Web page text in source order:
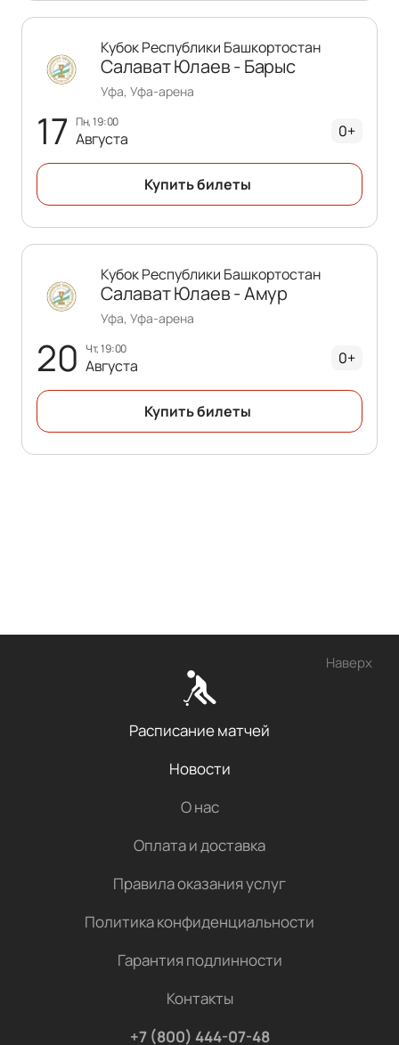
17 пн, 19:00
Августа
Кубок Республики Башкортостан
Салават Юлаев - Барыс
Уфа, Уфа-арена
0+
Купить билеты
20 чт, 19:00
Августа
Кубок Республики Башкортостан
Салават Юлаев - Амур
Уфа, Уфа-арена
0+
Купить билеты
Наверх
Расписание матчей
Новости
О нас
Оплата и доставка
Правила оказания услуг
Политика конфиденциальности
Гарантия подлинности
Контакты
+7 (800) 444-07-48